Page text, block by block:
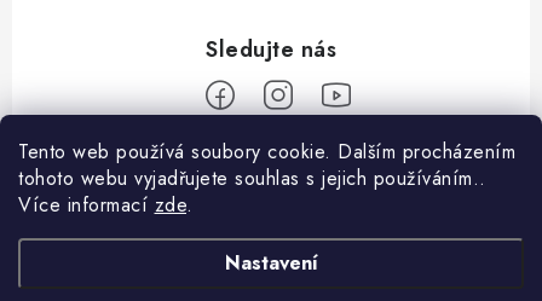
Tento web používá soubory cookie. Dalším procházením
tohoto webu vyjadřujete souhlas s jejich používáním..
Více informací zde.
Nastavení
Informace pro vás
Můj účet